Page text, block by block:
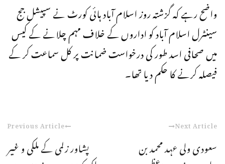
واضح رہے کہ گزشتہ روز اسلام آباد ہائی کورٹ نے سپیشل جج
سینٹرل اسلام آباد کو اداروں کے خلاف مہم چلانے کے کیس
میں صحافی اسد طور کی درخواست ضمانت پر کل سماعت کر کے
فیصلہ کرنے کا حکم دیا تھا۔
Previous Article
پشاور زلمی کے ملکی و غیر
Next Article
سعودی ولی عہد محمد بن